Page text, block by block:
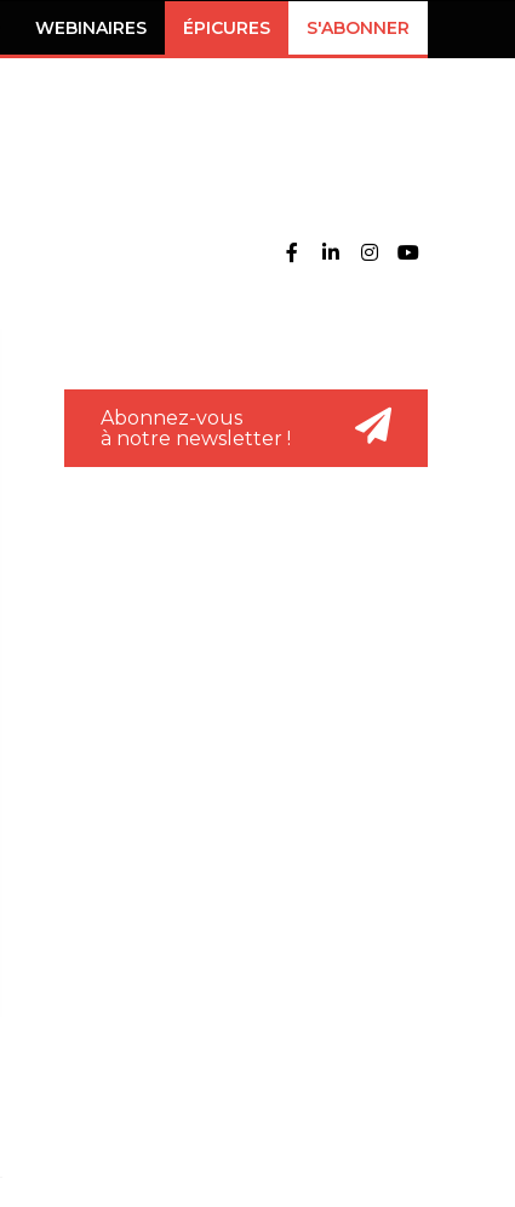
WEBINAIRES ÉPICURES S'ABONNER
Abonnez-vous
à notre newsletter !